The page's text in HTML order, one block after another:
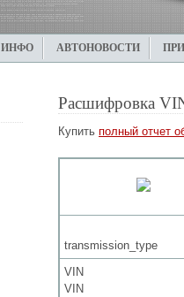
ИНФО АВТОНОВОСТИ
Расшифровка
Купить полный отчет
transmission_type
VIN
VIN